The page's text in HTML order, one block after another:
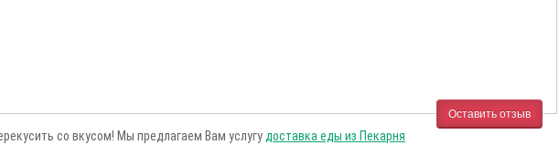
Оставить отзыв
со вкусом! Мы предлагаем Вам услугу доставка еды из Пекарня